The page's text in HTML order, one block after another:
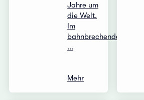
Jahre um
die Welt.
Im
bahnbrechenden
...
Mehr